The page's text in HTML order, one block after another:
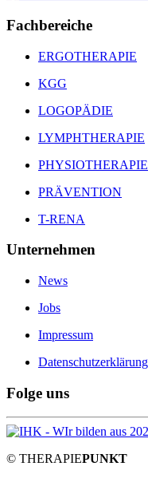
Fachbereiche
ERGOTHERAPIE
KGG
LOGOPÄDIE
LYMPHTHERAPIE
PHYSIOTHERAPIE
PRÄVENTION
T-RENA
Unternehmen
News
Jobs
Impressum
Datenschutzerklärung
Folge uns
© THERAPIEPUNKT